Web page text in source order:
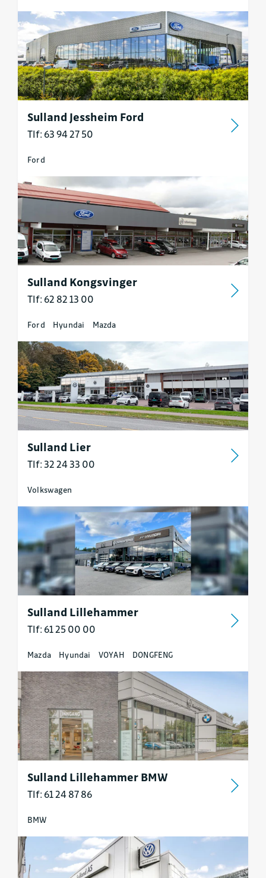
Sulland Jessheim Ford
Tlf: 63 94 27 50
Ford
Sulland Kongsvinger
Tlf: 62 82 13 00
Ford Hyundai Mazda
Sulland Lier
Tlf: 32 24 33 00
Volkswagen
Sulland Lillehammer
Tlf: 61 25 00 00
Mazda Hyundai VOYAH DONGFENG
Sulland Lillehammer BMW
Tlf: 61 24 87 86
BMW